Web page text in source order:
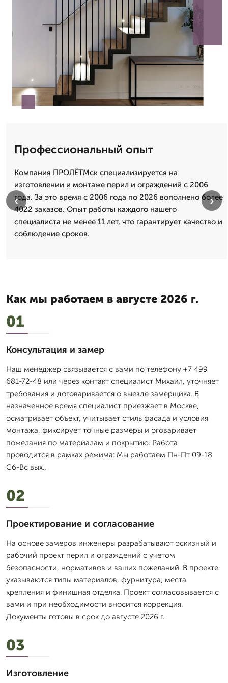
Профессиональный опыт
Компания ПРОЛЁТМск специализируется на
изготовлении и монтаже перил и ограждений с 2006
года. За это время с 2006 года по 2026 вополнено более
4022 заказов. Опыт работы каждого нашего
специалиста не менее 11 лет, что гарантирует качество и
соблюдение сроков.
‹ ›
Как мы работаем в августе 2026 г.
01
Консультация и замер
Наш менеджер связывается с вами по телефону +7 499
681-72-48 или через контакт специалист Михаил, уточняет
требования и договаривается о выезде замерщика. В
назначенное время специалист приезжает в Москве,
осматривает объект, учитывает стиль фасада и условия
монтажа, фиксирует точные размеры и оговаривает
пожелания по материалам и покрытию. Работа
проводится в рамках режима: Мы работаем Пн-Пт 09-18
Сб-Вс вых..
02
Проектирование и согласование
На основе замеров инженеры разрабатывают эскизный и
рабочий проект перил и ограждений с учетом
безопасности, нормативов и ваших пожеланий. В проекте
указываются типы материалов, фурнитура, места
крепления и финишная отделка. Проект согласовывается с
вами и при необходимости вносится коррекция.
Документы готовы в срок до августе 2026 г.
03
Изготовление